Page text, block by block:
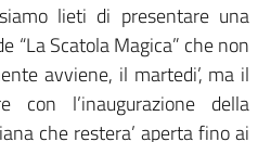
lieti di presentare una
“La Scatola Magica” che non
avviene, il martedi’, ma il
con l’inaugurazione della
che restera’ aperta fino ai